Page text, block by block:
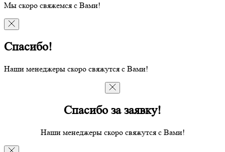
Мы скоро свяжемся с Вами!
Спасибо!
Наши менеджеры скоро свяжутся с Вами!
Спасибо за заявку!
Наши менеджеры скоро свяжутся с Вами!